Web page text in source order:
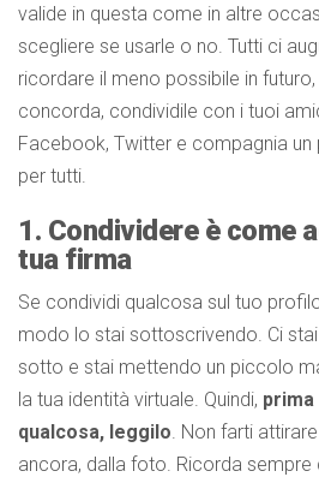
valide in questa come in altre
scegliere se usarle o no. Tutti ci
ricordare il meno possibile in
concorda, condividile con i tuoi
Facebook, Twitter e compagnia
per tutti.
1. Condividere è come
tua firma
Se condividi qualcosa sul tuo
modo lo stai sottoscrivendo. Ci
sotto e stai mettendo un piccolo
la tua identità virtuale. Quindi,
qualcosa, leggilo . Non farti
ancora, dalla foto. Ricorda sempre